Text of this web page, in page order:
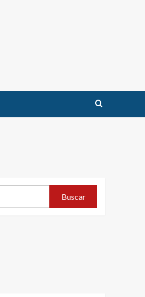
Buscar